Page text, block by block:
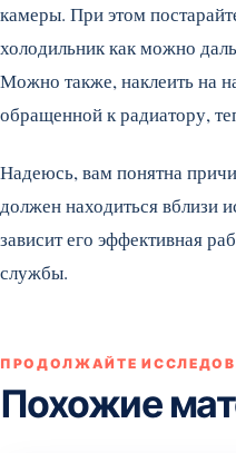
камеры. При этом
холодильник как можно
Можно также, наклеить на
обращенной к радиатору,
Надеюсь, вам понятна
должен находиться вблизи
зависит его эффективная
службы.
ПРОДОЛЖАЙТЕ
Похожие